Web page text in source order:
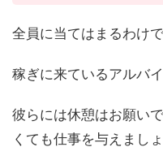
全員に当てはまるわけ
稼ぎに来ているアルバ
彼らには休憩はお願い
くても仕事を与えましょ